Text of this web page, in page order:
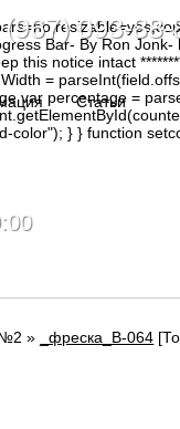
Bar- By Ron
notice intact
=
var percentage =
} } function
093-88-
Статьи
№2 » _фреска_B-064